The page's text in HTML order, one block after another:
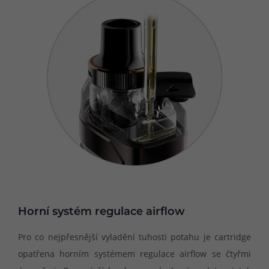
Horní systém regulace airflow
Pro co nejpřesnější vyladění tuhosti potahu je cartridge
opatřena horním systémem regulace airflow se čtyřmi